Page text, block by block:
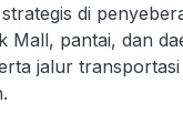
di
Mall, pantai, dan
jalur